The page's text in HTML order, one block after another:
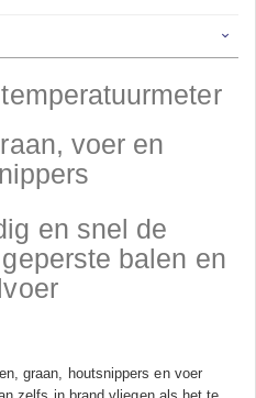
voer en
en snel de
balen en
graan, houtsnippers en voer
zelfs in brand vliegen als het te